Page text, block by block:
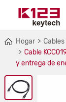
Hogar Cables
Cable
y entrega de